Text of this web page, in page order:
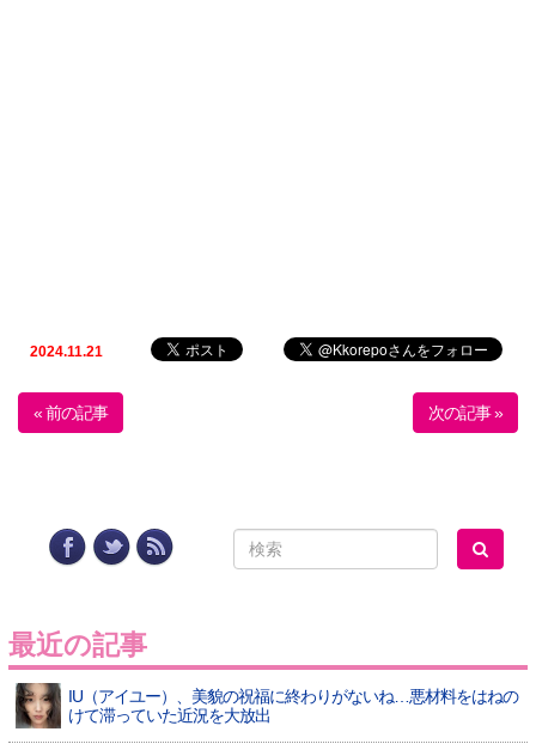
2024.11.21
« 前の記事 次の記事 »
最近の記事
IU（アイユー）、美貌の祝福に終わりがないね…悪材料をはねの
けて滞っていた近況を大放出